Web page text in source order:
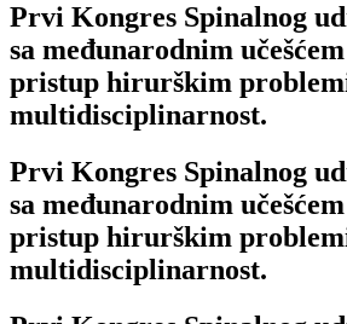
Prvi Kongres Spinalnog
sa međunarodnim
pristup hirurškim
multidisciplinarnost.
Prvi Kongres Spinalnog
sa međunarodnim
pristup hirurškim
multidisciplinarnost.